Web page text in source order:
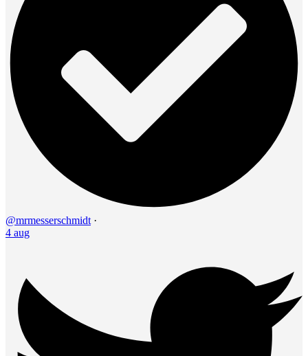
@mrmesserschmidt ·
4 aug